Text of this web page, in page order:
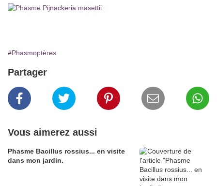
#Phasmoptères
Partager
Vous aimerez aussi
Phasme Bacillus rossius... en visite
dans mon jardin.